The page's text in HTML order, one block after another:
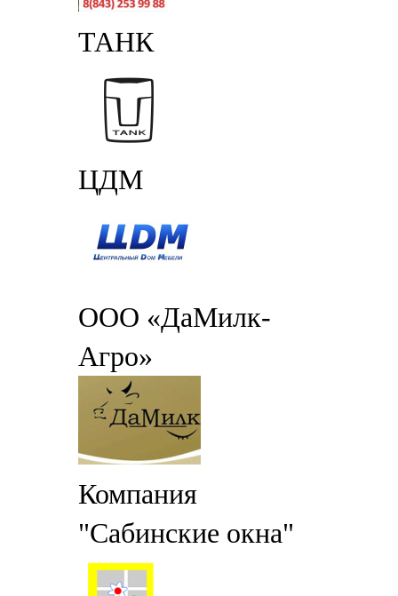
ТАНК
ЦДМ
ООО «ДаМилк-
Агро»
Компания
"Сабинские окна"